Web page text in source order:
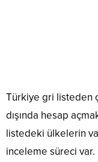
Türkiye gri listeden
dışında hesap
listedeki ülkelerin
inceleme süreci var.